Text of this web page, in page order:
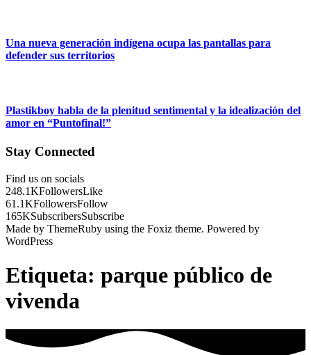
Una nueva generación indígena ocupa las pantallas para
defender sus territorios
Plastikboy habla de la plenitud sentimental y la idealización del
amor en “Puntofinal!”
Stay Connected
Find us on socials
248.1KFollowersLike
61.1KFollowersFollow
165KSubscribersSubscribe
Made by ThemeRuby using the Foxiz theme. Powered by
WordPress
Etiqueta: parque público de
vivenda